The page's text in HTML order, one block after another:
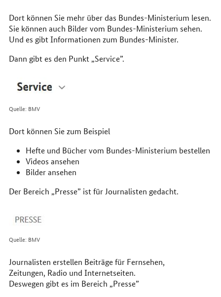
Dort können Sie mehr über das Bundes-Ministerium lesen.
Sie können auch Bilder vom Bundes-Ministerium sehen.
Und es gibt Informationen zum Bundes-Minister.
Dann gibt es den Punkt „Service”.
Quelle: BMV
Dort können Sie zum Beispiel
Hefte und Bücher vom Bundes-Ministerium bestellen
Videos ansehen
Bilder ansehen
Der Bereich „Presse” ist für Journalisten gedacht.
Quelle: BMV
Journalisten erstellen Beiträge für Fernsehen,
Zeitungen, Radio und Internetseiten.
Deswegen gibt es im Bereich „Presse”